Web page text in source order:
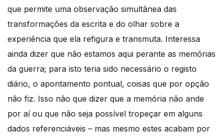
que permite uma observação simultânea das
transformações da escrita e do olhar sobre a
experiência que ela refigura e transmuta. Interessa
ainda dizer que não estamos aqui perante as memórias
da guerra; para isto teria sido necessário o registo
diário, o apontamento pontual, coisas que por opção
não fiz. Isso não que dizer que a memória não ande
por aí ou que não seja possível tropeçar em alguns
dados referenciáveis – mas mesmo estes acabam por